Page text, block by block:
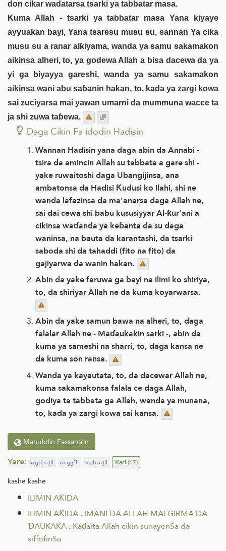
don cikar wadatarsa tsarki ya tabbatar masa.
Kuma Allah - tsarki ya tabbatar masa Yana kiyaye
ayyuakan bayi, Yana tsaresu musu su, sannan Ya cika
musu su a ranar alƙiyama, wanda ya samu sakamakon
aikinsa alheri, to, ya godewa Allah a bisa dacewa da ya
yi ga biyayya gareshi, wanda ya samu sakamakon
aikinsa wani abu saɓanin hakan, to, kada ya zargi kowa
sai zuciyarsa mai yawan umarni da mummuna wacce ta
ja shi zuwa taɓewa.
Daga Cikin Fa idodin Hadisin
Wannan Hadisin yana daga abin da Annabi -
tsira da amincin Allah su tabbata a gare shi -
yake ruwaitoshi daga Ubangijinsa, ana
ambatonsa da Hadisi Ƙudusi ko Ilahi, shi ne
wanda lafazinsa da ma'anarsa daga Allah ne,
sai dai cewa shi babu kususiyyar Al-ƙur'ani a
cikinsa waɗanda ya keɓanta da su daga
waninsa, na bauta da karantashi, da tsarki
saboda shi da tahaddi (fito na fito) da
gajiyarwa da wanin hakan.
Abin da yake faruwa ga bayi na ilimi ko shiriya,
to, da shiriyar Allah ne da kuma koyarwarsa.
Abin da yake samun bawa na alheri, to, daga
falalar Allah ne - Maɗaukakin sarki -, abin da
kuma ya sameshi na sharri, to, daga kansa ne
da kuma son ransa.
Wanda ya kayautata, to, da dacewar Allah ne,
kuma sakamakonsa falala ce daga Allah,
godiya ta tabbata ga Allah, wanda ya munana,
to, kada ya zargi kowa sai kansa.
Manufofin Fassarorin
Yare: الإنجليزية الأوردية الإسبانية Kari(67)
kashe kashe
ILIMIN AƘIDA
ILIMIN AƘIDA.IMANI DA ALLAH MAI GIRMA DA
ƊAUKAKA.Kaɗaita Allah cikin sunayenSa da
siffofinSa